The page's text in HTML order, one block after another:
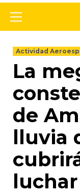
Actividad
La
de
lluvia